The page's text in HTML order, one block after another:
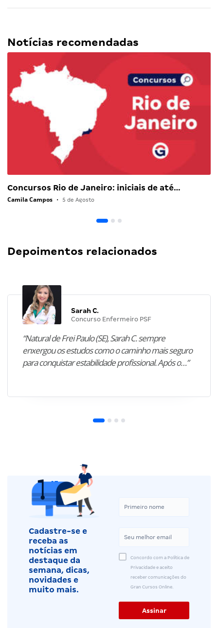
Notícias recomendadas
Concursos Rio de Janeiro: iniciais de até…
Camila Campos • 5 de Agosto
Depoimentos relacionados
Sarah C.
Concurso Enfermeiro PSF
“Natural de Frei Paulo (SE), Sarah C. sempre
enxergou os estudos como o caminho mais seguro
para conquistar estabilidade profissional. Após o…”
Cadastre-se e
receba as
notícias em
destaque da
semana, dicas,
novidades e
muito mais.
Concordo com a Política de
Privacidade e aceito
receber comunicações do
Gran Cursos Online.